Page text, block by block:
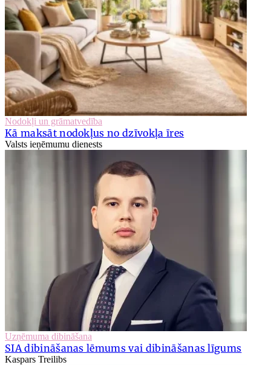
Nodokļi un grāmatvedība
Kā maksāt nodokļus no dzīvokļa īres
Valsts ieņēmumu dienests
Uzņēmuma dibināšana
SIA dibināšanas lēmums vai dibināšanas līgums
Kaspars Treilibs